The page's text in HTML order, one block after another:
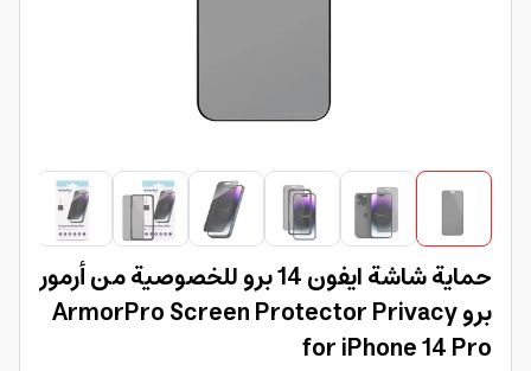
حماية شاشة ايفون 14 برو للخصوصية من أرمور
برو ArmorPro Screen Protector Privacy
for iPhone 14 Pro